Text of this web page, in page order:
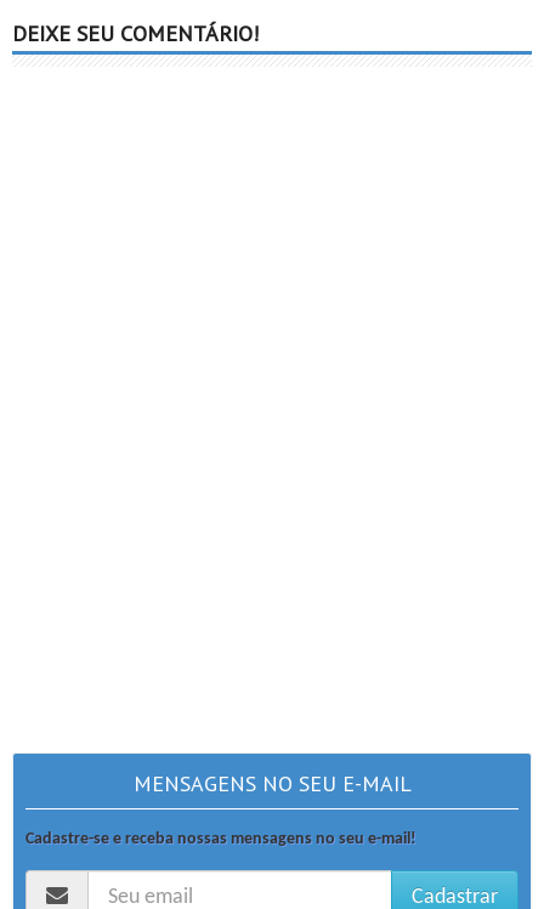
DEIXE SEU COMENTÁRIO!
MENSAGENS NO SEU E-MAIL
Cadastre-se e receba nossas mensagens no seu e-mail!
Cadastrar